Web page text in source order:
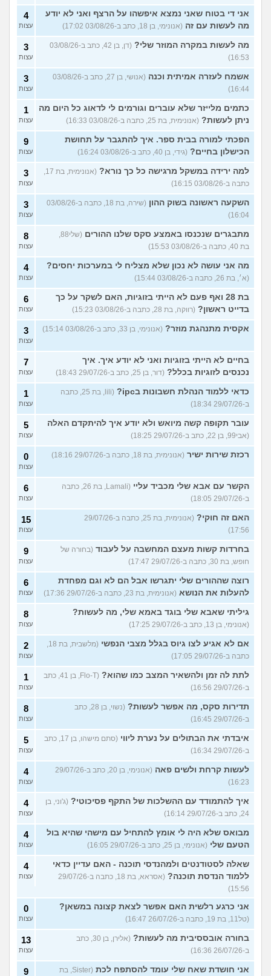
אני די בטוח שאני נמצא איפשהו על הרצף ואני לא יודע
מה לעשות עם זה (אנונימי, בן 18, כתב ב-03/08/26 17:02)
4
עצות
מה לעשות במקרה המוזר שלי?
(דן, בן 42, כתב ב-03/08/26
16:53)
3
עצות
אשמח לעזרה אמיתית וכנה
(אנושי, בן 27, כתב ב-03/08/26
16:44)
3
עצות
כתמים מלייזר שלא עוברים וגורמים לי לדאוג כל היום מה
ניתן לעשות? (אנונימית, בת 25, כתבה ב-03/08/26 16:33)
1
עצות
הפכתי למורה בבית ספר. איך להתגבר על תחושת
הכישלון בחיים? (גידי, בן 40, כתב ב-03/08/26 16:24)
9
עצות
למה ירידה במשקל מרגישה כל כך נורא?
כתבה ב-03/08/26 16:15)
3
עצות
השקעה ראשונה בשוק ההון
(שירה, בת 18, כתבה ב-03/08/26
16:04)
3
עצות
מתבגרים שנכנסו באמצע סקס שלנו ההורים
בת 40, כתבה ב-03/08/26 15:53)
8
עצות
מה אני עושה לא נכון שלא מצליח לי במערכות יחסים?
(א׳, בת 26, כתבה ב-03/08/26 15:44)
4
עצות
בת 28 ואף פעם לא הייתי בזוגיות, האם לשקר על כך
בדייט ראשון? (רווקה, בת 28, כתבה ב-03/08/26 15:23)
6
עצות
אקסית מתנהגת מוזר? (אנונימי, בן 33, כתב ב-03/08/26 15:14) 3
עצות
בחיים לא הייתי בזוגיות ואני לא יודע איך. איך
נכנסים לזוגיות בכלל? (דור, בן 25, כתב ב-29/07/26 18:43)
7
עצות
כדאי ללמוד הנהלת חשבונות בipc?
(lili, בת 25, כתבה
ב-29/07/26 18:34)
1
עצות
עובר תקופה קשה מיואש ולא יודע איך להיתקדם האלה
(אבי99, בן 22, כתב ב-29/07/26 18:25)
5
עצות
רכזת שירות ישיר (אנונימית, בת 18, כתבה ב-29/07/26 18:16) 0
עצות
הקשר עם אבא שלי מכביד עליי
(Lamali, בת 26, כתבה
ב-29/07/26 18:05)
6
עצות
האם זה חוקי?
(אנונימית, בת 25, כתבה ב-29/07/26
17:56)
15
עצות
בחרדות קשות מעצם המחשבה על לעבוד (בחורה של
חופש, בת 30, כתבה ב-29/07/26 17:47)
9
עצות
רוצה שההורים שלי יתגרשו אבל הם לא וגם מפחדת
להעלות את הנושא (אנונימית, בת 23, כתבה ב-29/07/26 17:36)
6
עצות
גיליתי שאבא שלי בוגד באמא שלי, מה לעשות?
(אנונימי, בן 13, כתב ב-29/07/26 17:25)
8
עצות
אם לא אגיע לצו גיוס בגלל מצבי הנפשי
כתבה ב-29/07/26 17:05)
2
עצות
לתת לה זמן ולהשאיר המצב כמו שהוא?
(Flo-T, בן 41, כתב
ב-29/07/26 16:56)
1
עצות
תדירות סקס, מה אפשר לעשות?
(נשוי, בן 28, כתב
ב-29/07/26 16:45)
8
עצות
איבדתי את הבתולים על נערת ליווי
(סתם מישהו, בן 17, כתב
ב-29/07/26 16:34)
5
עצות
לעשות קרחת ולשים פאה
(אנונימי, בן 20, כתב ב-29/07/26
16:23)
4
עצות
איך להתמודד עם ההשלכות של התקף פסיכוטי? (ג'וני, בן
24, כתב ב-29/07/26 16:14)
4
עצות
מבואס שלא היה לי אומץ להתחיל עם מישהי שהיא בול
הטעם שלי (אנונימי, בן 25, כתב ב-29/07/26 16:05)
4
עצות
שאלה לסטודנטים ולמהנדסי תוכנה - האם עדיין כדאי
ללמוד הנדסת תוכנה?
(אסראא, בת 18, כתבה ב-29/07/26
15:56)
4
עצות
אני כרגע רלשית האם אפשר לצאת קצונה במשאן?
(טל11, בת 19, כתבה ב-26/07/26 16:47)
0
עצות
בחורה אובססיבית מה לעשות?
(אלירן, בן 30, כתב
ב-26/07/26 16:36)
13
עצות
אני חושדת שאח שלי עומד להסתפח לכת (Sister, בת 9